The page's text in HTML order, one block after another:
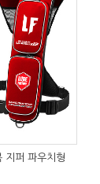
지퍼 파우치형